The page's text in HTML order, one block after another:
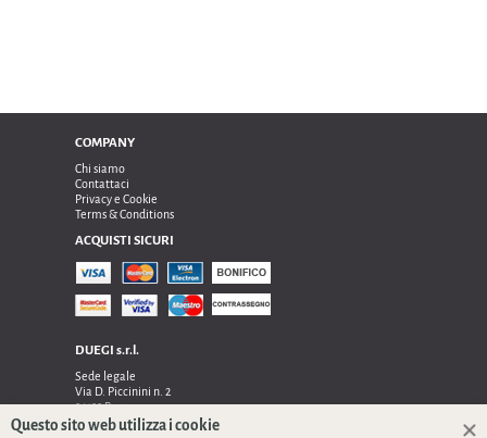
COMPANY
Chi siamo
Contattaci
Privacy e Cookie
Terms & Conditions
ACQUISTI SICURI
DUEGI s.r.l.
Sede legale
Via D. Piccinini n. 2
24122 Bergamo
Sede operativa e amministrativa:
Questo sito web utilizza i cookie